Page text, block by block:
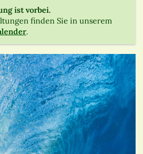
ist vorbei.
finden Sie in unserem
.